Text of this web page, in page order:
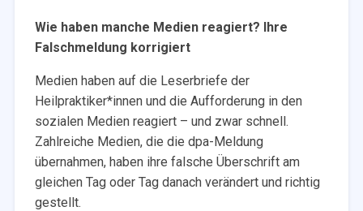
Wie haben manche Medien reagiert? Ihre
Falschmeldung korrigiert
Medien haben auf die Leserbriefe der
Heilpraktiker*innen und die Aufforderung in den
sozialen Medien reagiert – und zwar schnell.
Zahlreiche Medien, die die dpa-Meldung
übernahmen, haben ihre falsche Überschrift am
gleichen Tag oder Tag danach verändert und richtig
gestellt.